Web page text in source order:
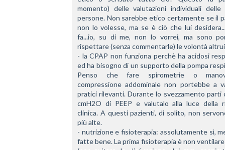
momento) delle valutazioni individuali delle
persone. Non sarebbe etico certamente se il
non lo volesse, ma se è ciò che lui
fa...io, su di me, non lo vorrei, ma sono
rispettare (senza commentarle) le volontà
- la CPAP non funziona perchè ha acidosi
ed ha bisogno di un supporto della pompa
Penso che fare spirometrie o
compressione addominale non portebbe a
pratici rilevanti. Durante lo svezzamento parti
cmH2O di PEEP e valutalo alla luce della
clinica. A questi pazienti, di solito, non
più alte.
- nutrizione e fisioterapia: assolutamente sì,
fatte bene. La prima fisioterapia è non